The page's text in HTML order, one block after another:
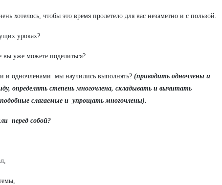
хотелось, чтобы это время пролетело для вас незаметно и с пользой.
уроках?
уже можете поделиться?
и одночленами мы научились выполнять? (приводить одночлены и
определять степень многочлена, складывать и вычитать
слагаемые и упрощать многочлены).
перед собой?